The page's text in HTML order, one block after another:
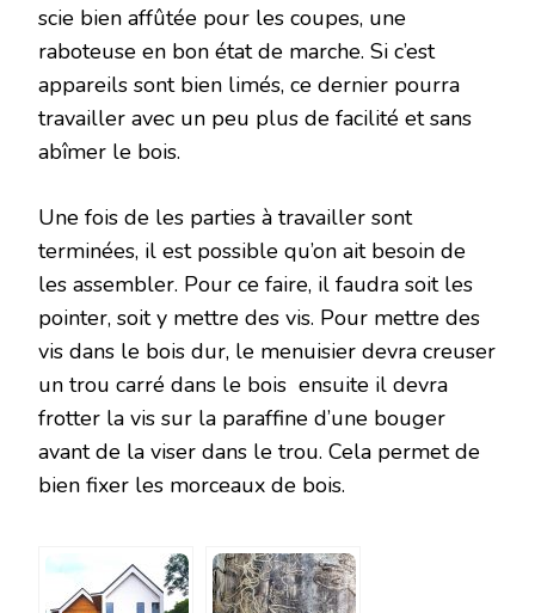
scie bien affûtée pour les coupes, une
raboteuse en bon état de marche. Si c’est
appareils sont bien limés, ce dernier pourra
travailler avec un peu plus de facilité et sans
abîmer le bois.
Une fois de les parties à travailler sont
terminées, il est possible qu’on ait besoin de
les assembler. Pour ce faire, il faudra soit les
pointer, soit y mettre des vis. Pour mettre des
vis dans le bois dur, le menuisier devra creuser
un trou carré dans le bois ensuite il devra
frotter la vis sur la paraffine d’une bouger
avant de la viser dans le trou. Cela permet de
bien fixer les morceaux de bois.